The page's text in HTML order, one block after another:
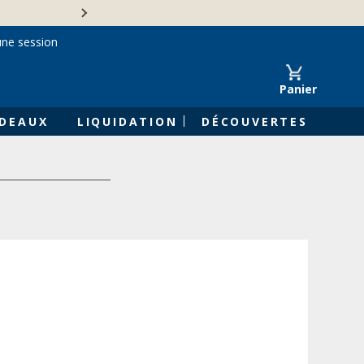
Panier
LIQUIDATION DÉCOUVERTES
session